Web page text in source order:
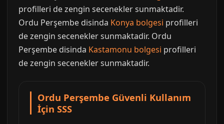
profilleri de zengin secenekler sunmaktadir.
Ordu Perşembe disinda Konya bolgesi profilleri
de zengin secenekler sunmaktadir. Ordu
Perşembe disinda Kastamonu bolgesi profilleri
de zengin secenekler sunmaktadir.
Ordu Perşembe Güvenli Kullanım
İçin SSS